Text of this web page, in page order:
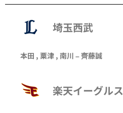
埼玉西武
本田 , 粟津 , 南川 –齊藤誠
楽天イーグルス